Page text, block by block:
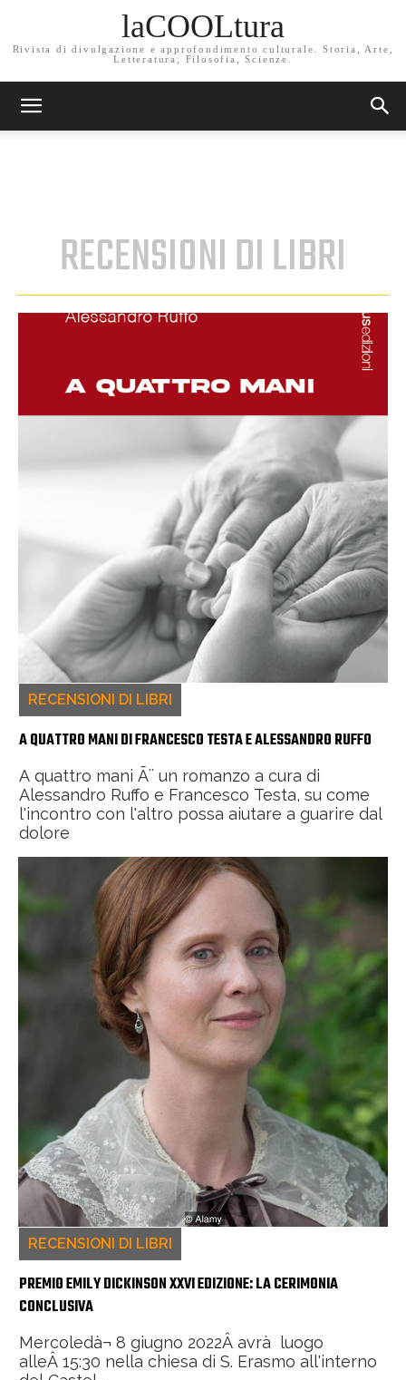
laCOOLtura
Rivista di divulgazione e approfondimento culturale. Storia, Arte,
Letteratura, Filosofia, Scienze.
RECENSIONI DI LIBRI
RECENSIONI DI LIBRI
A QUATTRO MANI DI FRANCESCO TESTA E ALESSANDRO RUFFO
A quattro mani Ã¨ un romanzo a cura di
Alessandro Ruffo e Francesco Testa, su come
l'incontro con l'altro possa aiutare a guarire dal
dolore
RECENSIONI DI LIBRI
PREMIO EMILY DICKINSON XXVI EDIZIONE: LA CERIMONIA
CONCLUSIVA
Mercoledà¬ 8 giugno 2022Â avrà luogo
alleÂ 15:30 nella chiesa di S. Erasmo all'interno